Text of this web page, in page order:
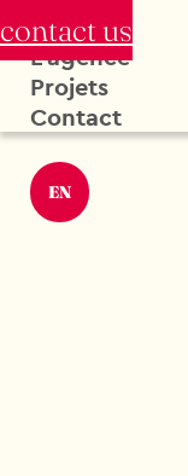
L'agence
Projets
Contact
EN
contact us